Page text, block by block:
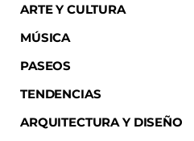
ARTE Y CULTURA
MÚSICA
PASEOS
TENDENCIAS
ARQUITECTURA Y DISEÑO